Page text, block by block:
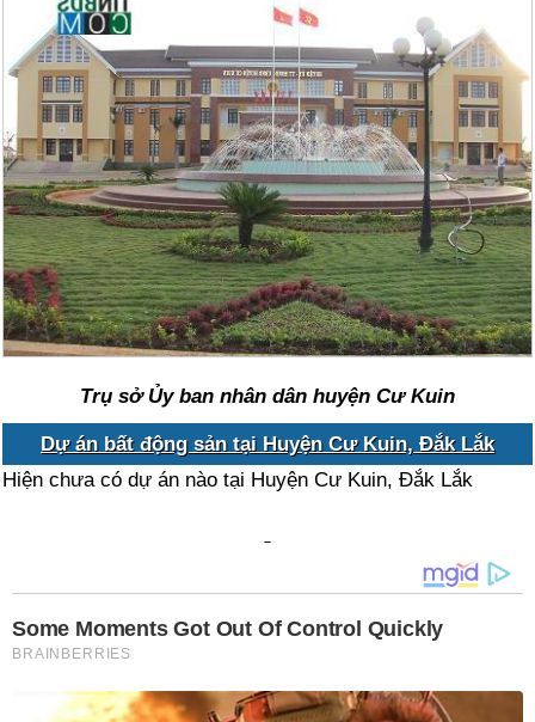
Trụ sở Ủy ban nhân dân huyện Cư Kuin
Dự án bất động sản tại Huyện Cư Kuin, Đắk Lắk
Hiện chưa có dự án nào tại Huyện Cư Kuin, Đắk Lắk